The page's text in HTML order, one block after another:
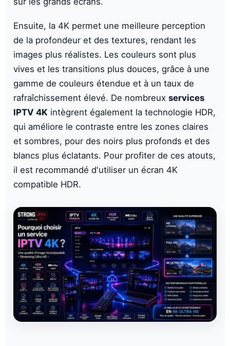
Ensuite, la 4K permet une meilleure perception
de la profondeur et des textures, rendant les
images plus réalistes. Les couleurs sont plus
vives et les transitions plus douces, grâce à une
gamme de couleurs étendue et à un taux de
rafraîchissement élevé. De nombreux services
IPTV 4K intègrent également la technologie HDR,
qui améliore le contraste entre les zones claires
et sombres, pour des noirs plus profonds et des
blancs plus éclatants. Pour profiter de ces atouts,
il est recommandé d'utiliser un écran 4K
compatible HDR.